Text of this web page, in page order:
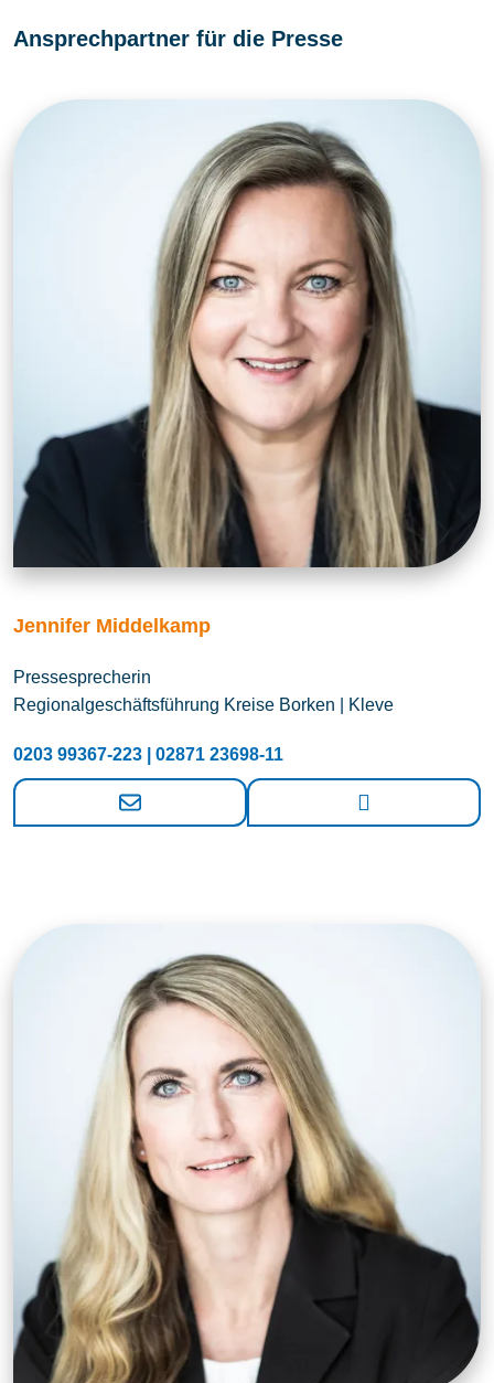
Ansprechpartner für die Presse
Jennifer Middelkamp
Pressesprecherin
Regionalgeschäftsführung Kreise Borken | Kleve
0203 99367-223 | 02871 23698-11